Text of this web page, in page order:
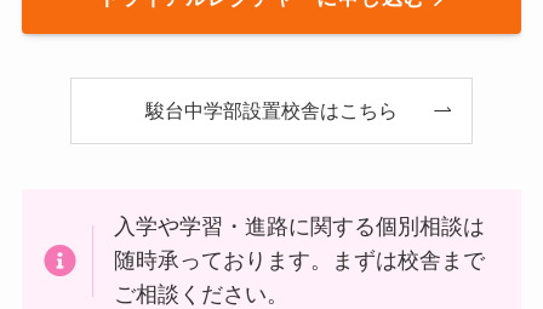
駿台中学部設置校舎はこちら
入学や学習・進路に関する個別相談は
随時承っております。まずは校舎まで
ご相談ください。